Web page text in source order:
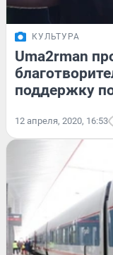
КУЛЬТУРА
Uma2rman
поддержку
12 апреля, 2020, 16:53